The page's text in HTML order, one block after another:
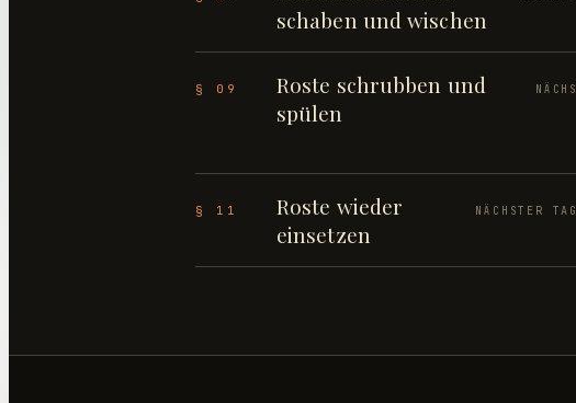
schaben und wischen
§ 09
Roste schrubben und
spülen
§ 11
Roste wieder
einsetzen
NÄCHSTER